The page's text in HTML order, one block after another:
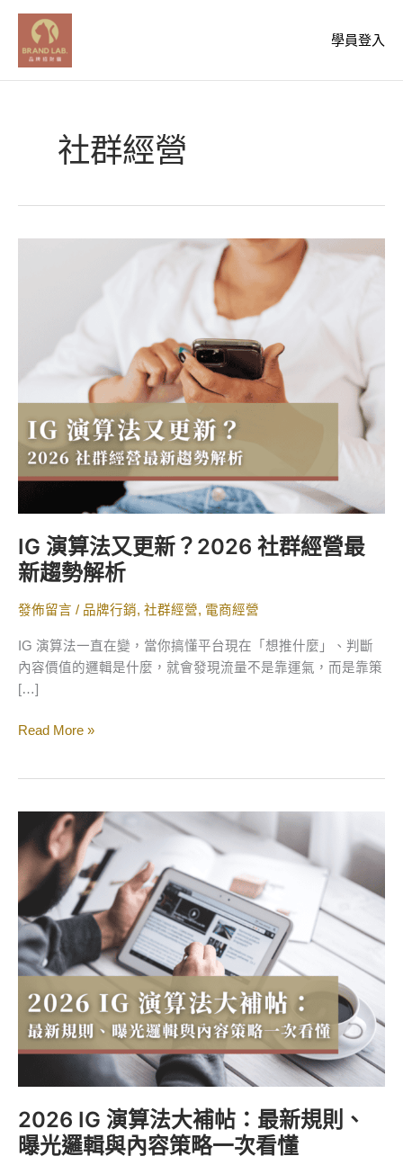
學員登入
社群經營
IG 演算法又更新？2026 社群經營最
新趨勢解析
發佈留言 / 品牌行銷, 社群經營, 電商經營
IG 演算法一直在變，當你搞懂平台現在「想推什麼」、判斷
內容價值的邏輯是什麼，就會發現流量不是靠運氣，而是靠策
[…]
新？
社
群
經
營
趨
勢
析
Read More »
2026 IG 演算法大補帖：最新規則、
曝光邏輯與內容策略一次看懂
IG
演
算
法
大
補
帖：
最
新
規
則、
邏
輯